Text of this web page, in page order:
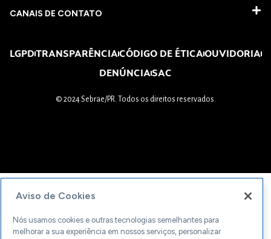
CANAIS DE CONTATO
LGPDTRANSPARÊNCIACÓDIGO DE ÉTICAOUVIDORIA
DENÚNCIASAC
© 2024 Sebrae/PR. Todos os direitos reservados.
Aviso de Cookies
Nós usamos cookies e outras tecnologias semelhantes para
melhorar a sua experiência em nossos serviços, personalizar